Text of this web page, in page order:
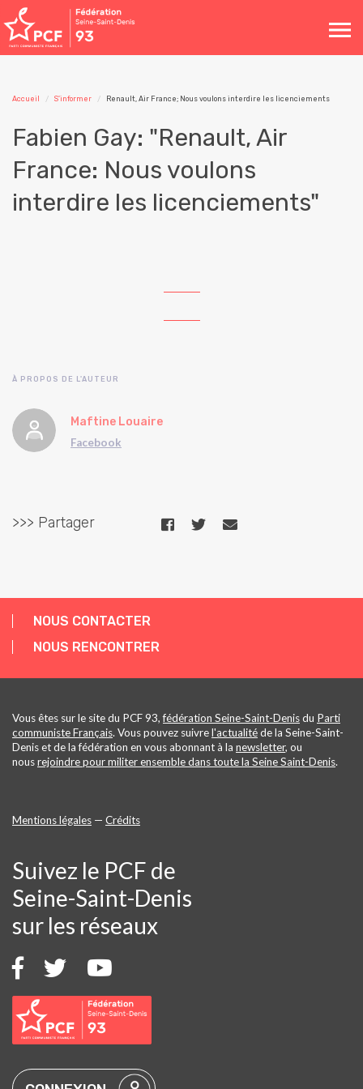
Toggle
navigation
Accueil S'informer Renault, Air France; Nous voulons interdire les licenciements
Fabien Gay: "Renault, Air
France: Nous voulons
interdire les licenciements"
À PROPOS DE L'AUTEUR
Maftine Louaire
Facebook
>>> Partager
NOUS CONTACTER
NOUS RENCONTRER
Vous êtes sur le site du PCF 93,fédération Seine-Saint-Denisdu Parti
communiste Français. Vous pouvez suivrel'actualitéde la Seine-Saint-
Denis et de la fédération en vous abonnant à la newsletter, ou
nousrejoindre pour militer ensemble dans toute la Seine Saint-Denis.
Mentions légales — Crédits
Suivez le PCF de
Seine-Saint-Denis
sur les réseaux